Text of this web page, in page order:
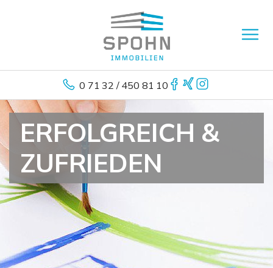
0 71 32 / 450 81 10
ERFOLGREICH &
ZUFRIEDEN